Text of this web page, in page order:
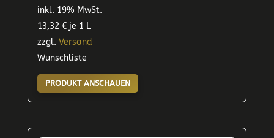
inkl. 19% MwSt.
13,32 €je 1 L
zzgl. Versand
Wunschliste
PRODUKT ANSCHAUEN